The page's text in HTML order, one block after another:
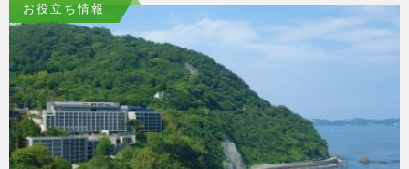
お役立ち情報